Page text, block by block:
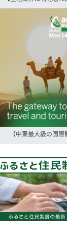
【中東最大級の国